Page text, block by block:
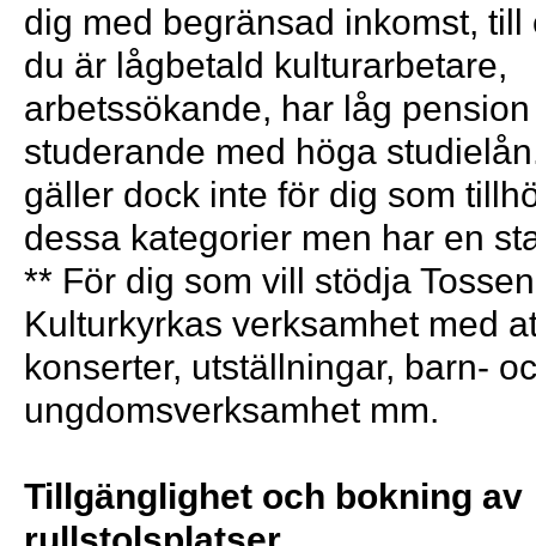
dig med begränsad inkomst, till
du är lågbetald kulturarbetare,
arbetssökande, har låg
studerande med höga
gäller dock inte för dig som
dessa kategorier men har en
** För dig som vill stödja
Kulturkyrkas verksamhet med
konserter, utställningar, barn-
ungdomsverksamhet mm.
Tillgänglighet och bokning av